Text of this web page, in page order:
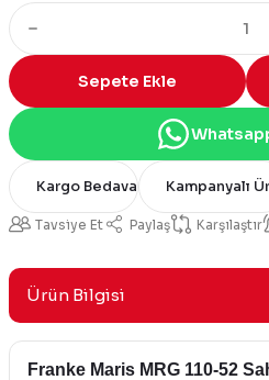
Sepete Ekle
Kargo Bedava Kampanyalı
Tavsiye Et Paylaş Karşılaştır
Ürün Bilgisi
Franke Maris MRG 110-52